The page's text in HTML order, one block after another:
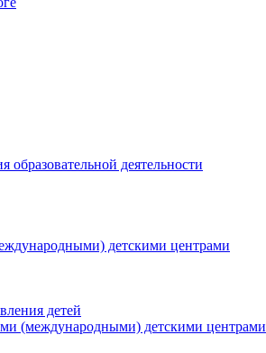
образовательной деятельности
детскими центрами
детей
(международными) детскими центрами